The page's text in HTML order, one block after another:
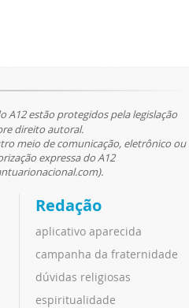
A12 estão protegidos pela legislação
direito autoral.
meio de comunicação, eletrônico ou
expressa do A12
Redação
aplicativo aparecida
campanha da fraternidade
dúvidas religiosas
espiritualidade